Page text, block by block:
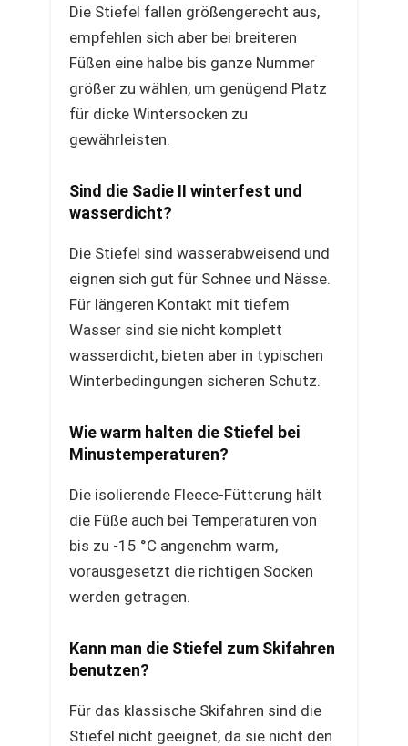
Die Stiefel fallen größengerecht aus,
empfehlen sich aber bei breiteren
Füßen eine halbe bis ganze Nummer
größer zu wählen, um genügend Platz
für dicke Wintersocken zu
gewährleisten.
Sind die Sadie II winterfest und
wasserdicht?
Die Stiefel sind wasserabweisend und
eignen sich gut für Schnee und Nässe.
Für längeren Kontakt mit tiefem
Wasser sind sie nicht komplett
wasserdicht, bieten aber in typischen
Winterbedingungen sicheren Schutz.
Wie warm halten die Stiefel bei
Minustemperaturen?
Die isolierende Fleece-Fütterung hält
die Füße auch bei Temperaturen von
bis zu -15 °C angenehm warm,
vorausgesetzt die richtigen Socken
werden getragen.
Kann man die Stiefel zum Skifahren
benutzen?
Für das klassische Skifahren sind die
Stiefel nicht geeignet, da sie nicht den